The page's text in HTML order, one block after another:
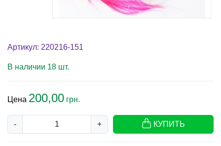
Артикул: 220216-151
В наличии 18 шт.
Цена 200,00 грн.
- + КУПИТЬ